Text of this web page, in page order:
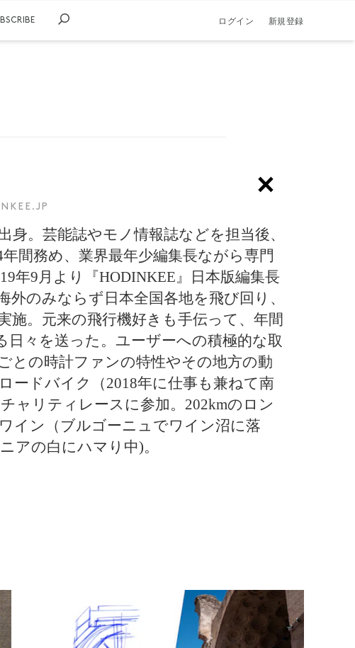
ログイン 新規登録
×
身。芸能誌やモノ情報誌などを担当後、
間務め、業界最年少編集長ながら専門
年9月より『HODINKEE』日本版編集長
外のみならず日本全国各地を飛び回り、
施。元来の飛行機好きも手伝って、年間
日々を送った。ユーザーへの積極的な取
との時計ファンの特性やその地方の動
ードバイク（2018年に仕事も兼ねて南
ャリティレースに参加。202kmのロン
イン（ブルゴーニュでワイン沼に落
アの白にハマり中)。
オクト、セルペンティ トゥボガス。永遠の都 ロー
マに響くブルガリ 転生の鼓動